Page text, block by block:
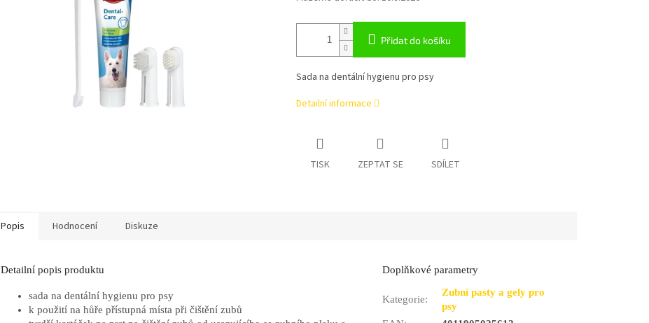
Přidat do košíku
Sada na dentální hygienu pro psy
Detailní informace
TISK ZEPTAT SE SDÍLET
Popis Hodnocení Diskuze
Detailní popis produktu
sada na dentální hygienu pro psy
k použití na hůře přístupná místa při čištění zubů
Doplňkové parametry
Kategorie:
Zubní pasty a gely pro
psy